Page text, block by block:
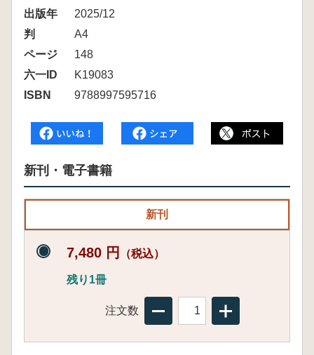
出版年
2025/12
判
A4
ページ
148
六一ID
K19083
ISBN
9788997595716
新刊・電子書籍
新刊
7,480 円 （税込）
残り1冊
注文数